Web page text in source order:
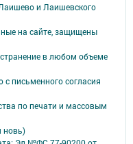
и Лаишевского
на сайте, защищены
в любом объеме
письменного согласия
по печати и массовым
новь)